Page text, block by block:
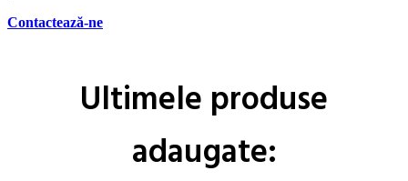
Contactează-ne
Ultimele produse
adaugate: